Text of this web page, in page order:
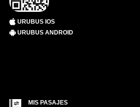
URUBUS IOS
URUBUS ANDROID
MIS PASAJES